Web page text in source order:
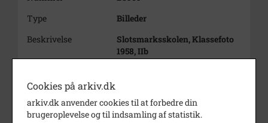
Type
Billeder
Beskrivelse
Slotsmarksskolen, Klassefoto
1958, IIb
Dateringsnote
1958
Cookies på arkiv.dk
arkiv.dk anvender cookies til at forbedre din
brugeroplevelse og til indsamling af statistik.